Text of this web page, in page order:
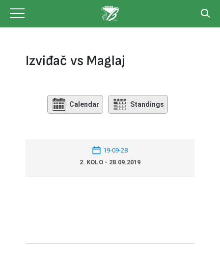
content
Izviđač vs Maglaj
Calendar Standings
19-09-28
2. KOLO - 28.09.2019